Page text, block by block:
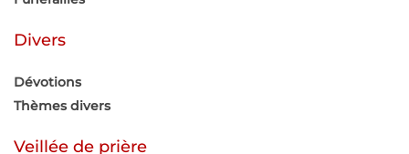
Divers
Dévotions
Thèmes divers
Veillée de prière